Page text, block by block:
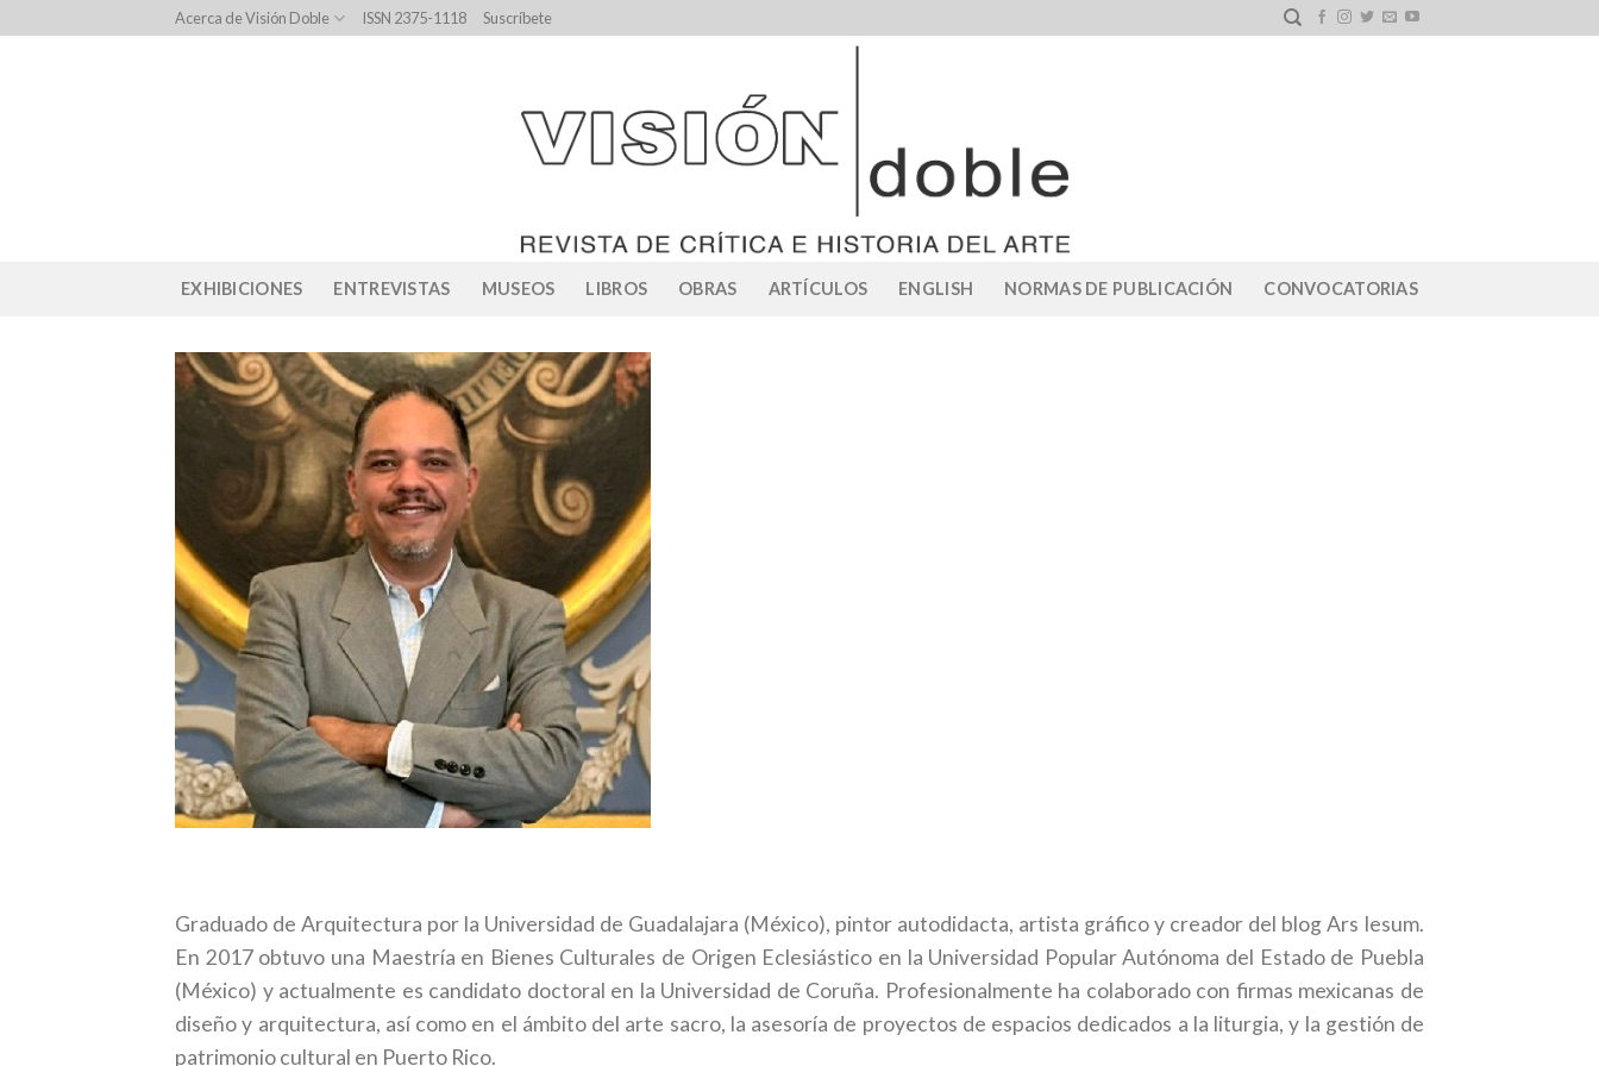
to
Acerca de Visión Doble ISSN 2375-1118 Suscríbete
EXHIBICIONES ENTREVISTAS MUSEOS LIBROS OBRAS ARTÍCULOS ENGLISH NORMAS DE PUBLICACIÓN CONVOCATORIAS
Graduado de Arquitectura por la Universidad de Guadalajara (México), pintor autodidacta, artista gráfico y creador del blog Ars Iesum.
En 2017 obtuvo una Maestría en Bienes Culturales de Origen Eclesiástico en la Universidad Popular Autónoma del Estado de Puebla
(México) y actualmente es candidato doctoral en la Universidad de Coruña. Profesionalmente ha colaborado con firmas mexicanas de
diseño y arquitectura, así como en el ámbito del arte sacro, la asesoría de proyectos de espacios dedicados a la liturgia, y la gestión de
patrimonio cultural en Puerto Rico.